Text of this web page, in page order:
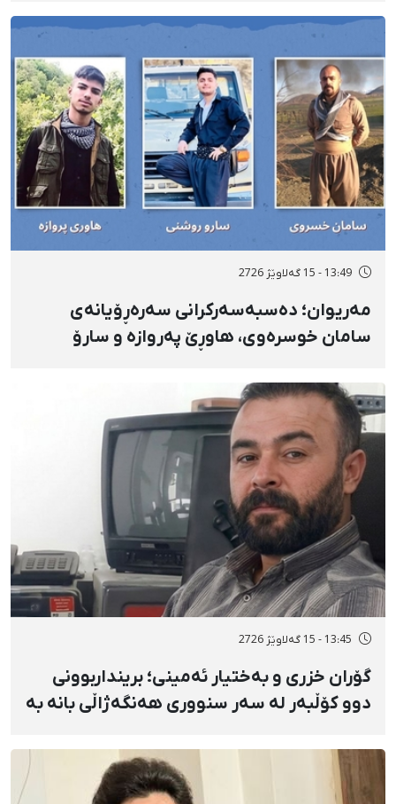
بۆ شەش کەس زیادی کرد
13:49 - 15 گەلاوێژ 2726
مەریوان؛ دەسبەسەرکرانی سەرەڕۆیانەی
سامان خوسرەوی، هاوڕێ پەروازە و سارۆ
گواستنەوەیان بۆ شوێنێکی نادیار
13:45 - 15 گەلاوێژ 2726
گۆران خزری و بەختیار ئەمینی؛ برینداربوونی
دوو کۆڵبەر لە سەر سنووری هەنگەژاڵی بانه بە
تەقینەوەی مین